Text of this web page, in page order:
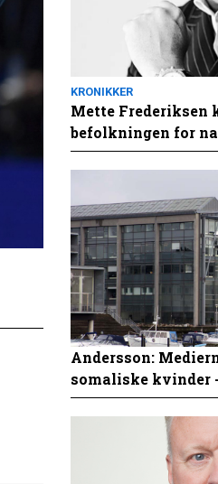
KRONIKKER
Mette Frederiksen
befolkningen for
Andersson:
somaliske